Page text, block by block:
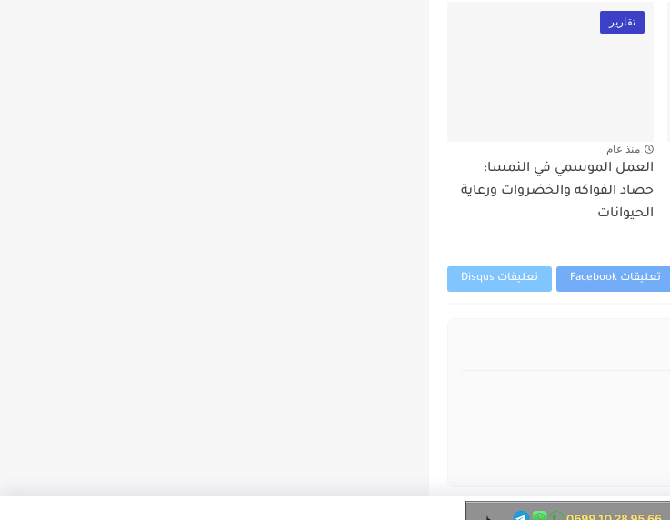
تقارير
منذ عام
العمل الموسمي في النمسا:
حصاد الفواكه والخضروات ورعاية
الحيوانات
تعليقات Facebook تعليقات Disqus